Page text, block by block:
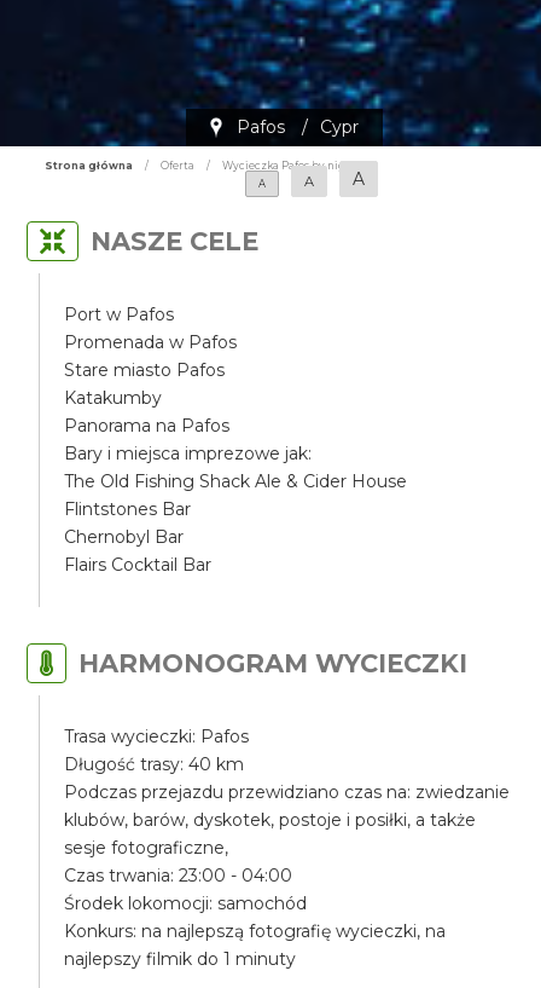
Pafos / Cypr
Strona główna / Oferta /
Wycieczka Pafos by night
A
A A
NASZE CELE
Port w Pafos
Promenada w Pafos
Stare miasto Pafos
Katakumby
Panorama na Pafos
Bary i miejsca imprezowe jak:
The Old Fishing Shack Ale & Cider House
Flintstones Bar
Chernobyl Bar
Flairs Cocktail Bar
HARMONOGRAM WYCIECZKI
Trasa wycieczki: Pafos
Długość trasy: 40 km
Podczas przejazdu przewidziano czas na: zwiedzanie
klubów, barów, dyskotek, postoje i posiłki, a także
sesje fotograficzne,
Czas trwania: 23:00 - 04:00
Środek lokomocji: samochód
Konkurs: na najlepszą fotografię wycieczki, na
najlepszy filmik do 1 minuty